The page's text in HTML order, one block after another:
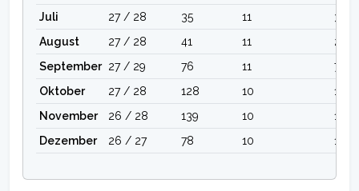
Juli
27 / 28 35 11
3
August
27 / 28 41 11
2
September 27 / 29 76 11
7
Oktober
27 / 28 128 10
11
November
26 / 28 139 10
15
Dezember
26 / 27 78 10 13